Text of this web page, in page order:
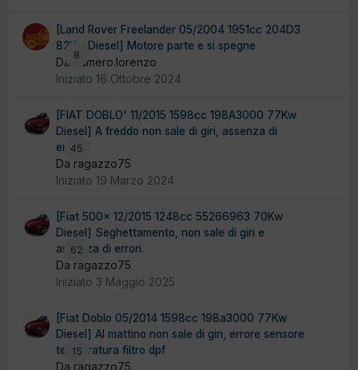
8
[Land Rover Freelander 05/2004 1951cc 204D3
82Kw Diesel] Motore parte e si spegne
Da cumero.lorenzo
Iniziato 16 Ottobre 2024
45
[FIAT DOBLO' 11/2015 1598cc 198A3000 77Kw
Diesel] A freddo non sale di giri, assenza di
errori.
Da ragazzo75
Iniziato 19 Marzo 2024
62
[Fiat 500x 12/2015 1248cc 55266963 70Kw
Diesel] Seghettamento, non sale di giri e
assenza di errori.
Da ragazzo75
Iniziato 3 Maggio 2025
15
[Fiat Doblo 05/2014 1598cc 198a3000 77Kw
Diesel] Al mattino non sale di giri, errore sensore
temperatura filtro dpf
Da ragazzo75